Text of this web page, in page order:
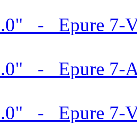
- Epure 7-
- Epure 7-
- Epure 7-